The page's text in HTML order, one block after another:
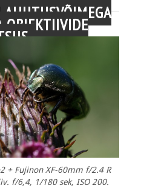
OBJEKTIIVIDE
+ Fujinon XF-60mm f/2.4 R
f/6,4, 1/180 sek, ISO 200.